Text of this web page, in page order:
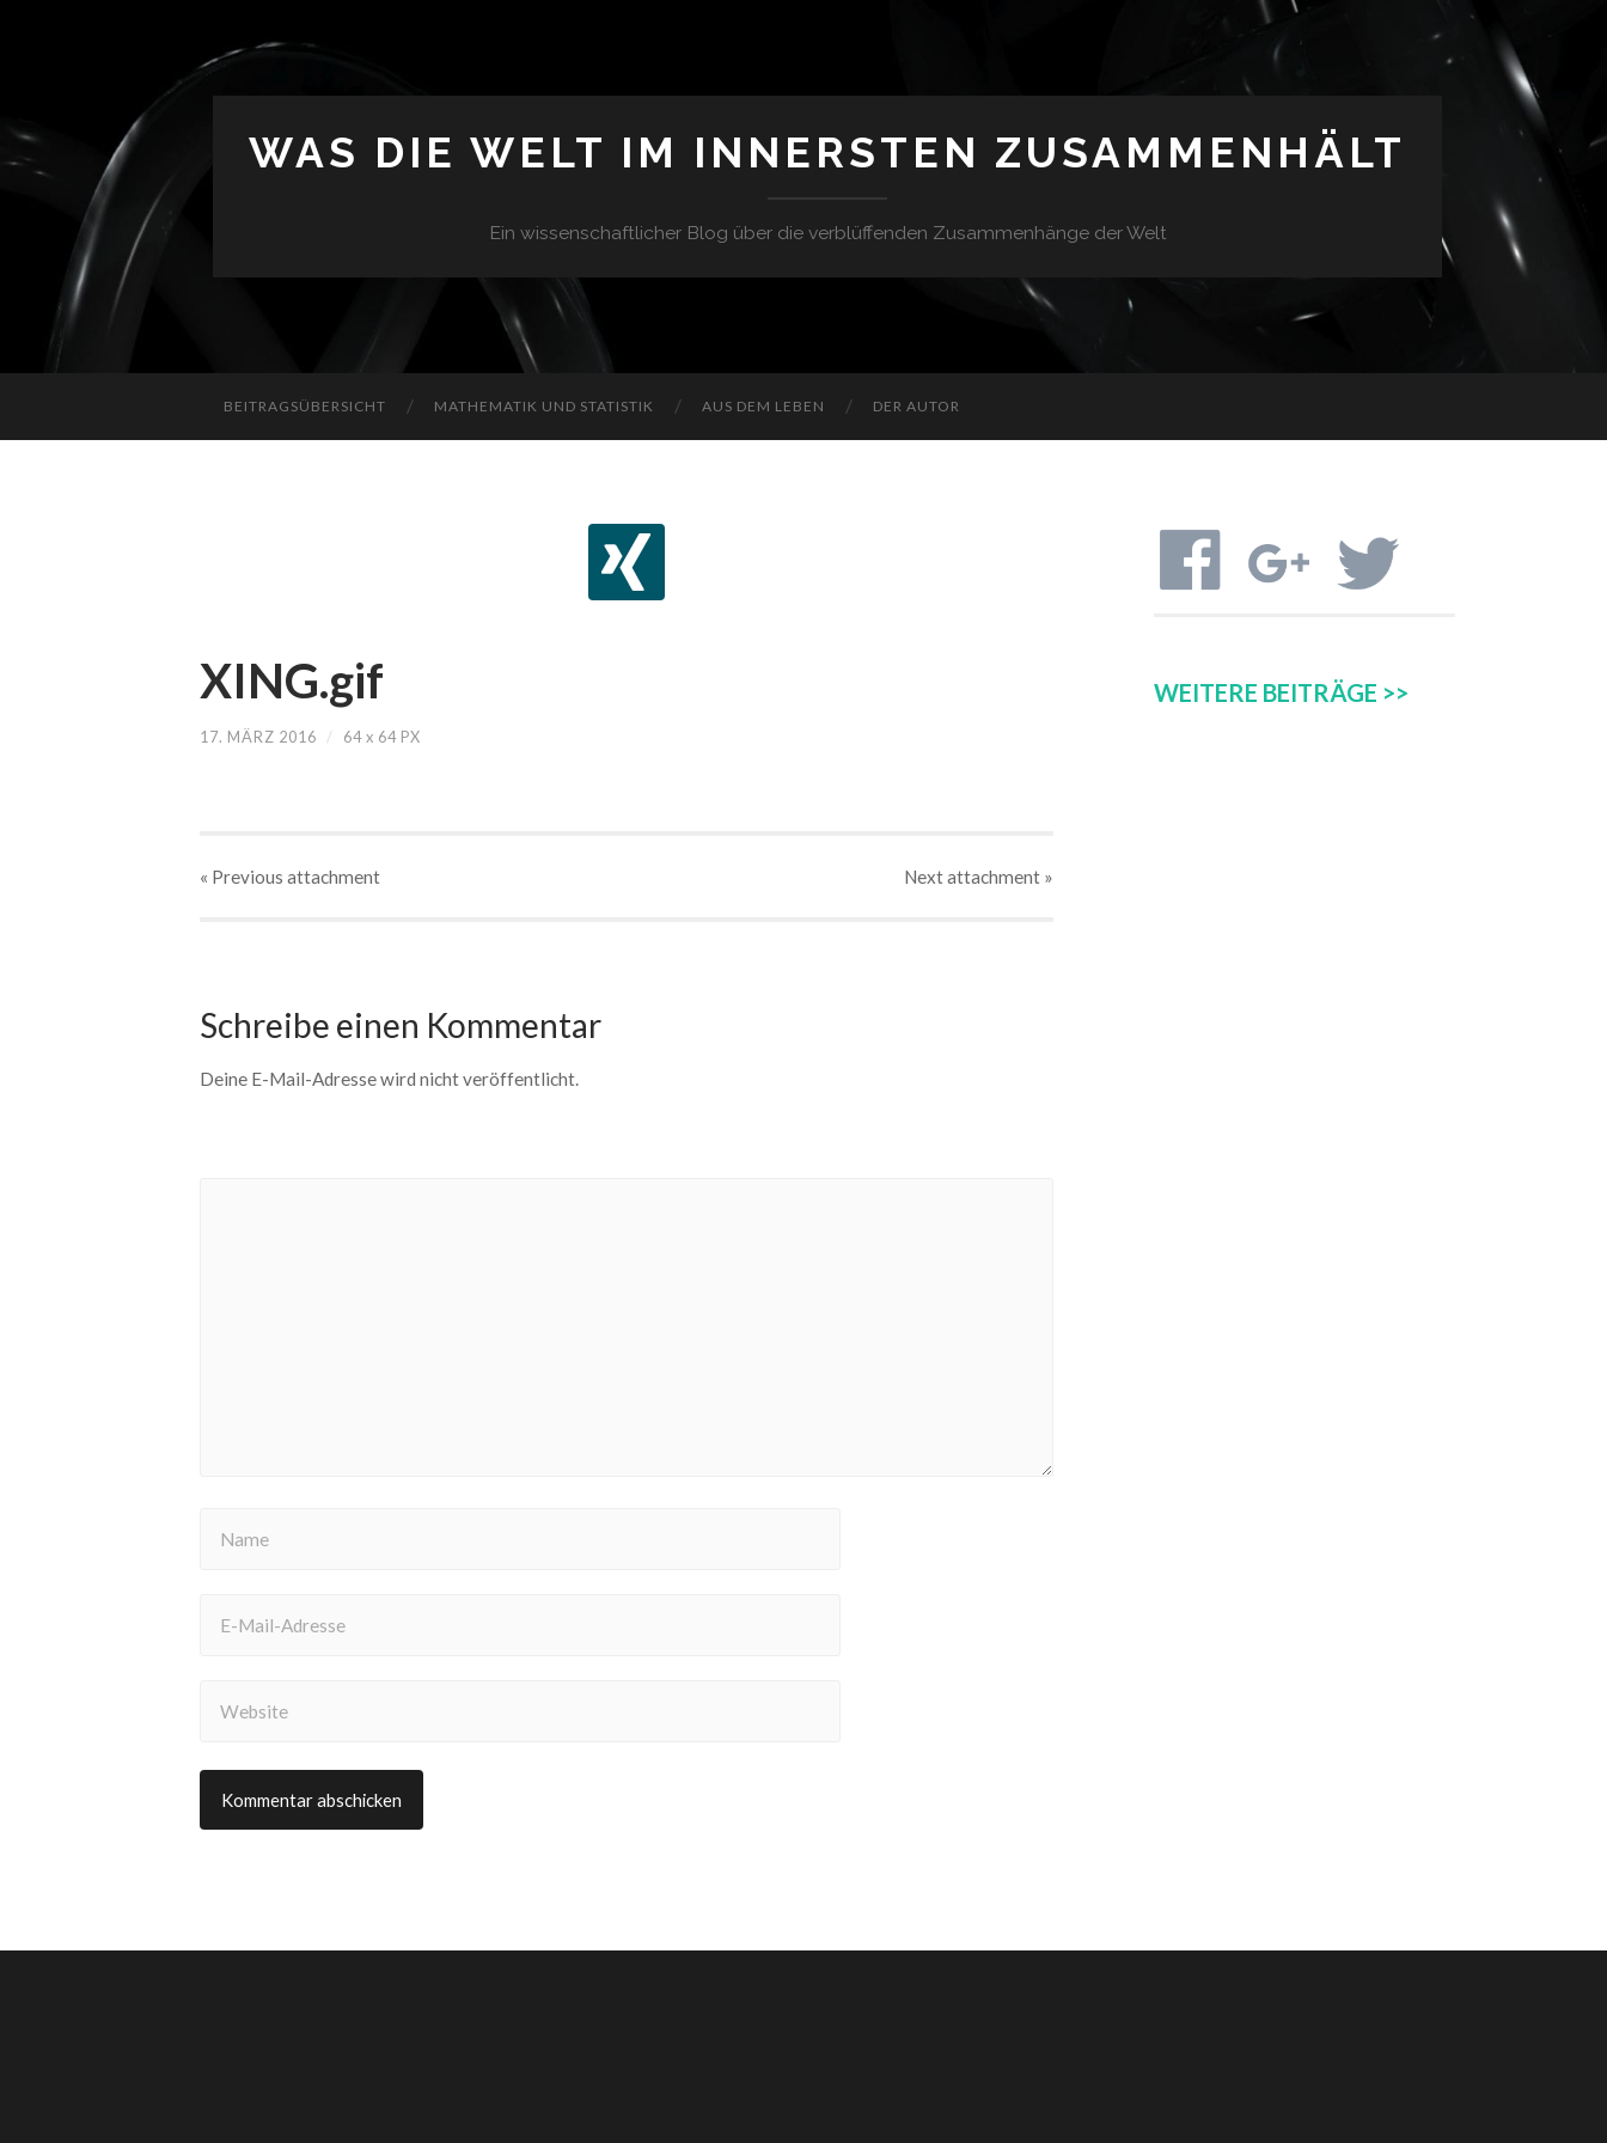
WAS DIE WELT IM INNERSTEN ZUSAMMENHÄLT
Ein wissenschaftlicher Blog über die verblüffenden Zusammenhänge der Welt
BEITRAGSÜBERSICHT MATHEMATIK UND STATISTIK AUS DEM LEBEN DER AUTOR
XING.gif
17. MÄRZ 2016 / 64x 64 PX
« Previous attachment Nextattachment »
Schreibe einen Kommentar
Deine E-Mail-Adresse wird nicht veröffentlicht.
WEITERE BEITRÄGE >>